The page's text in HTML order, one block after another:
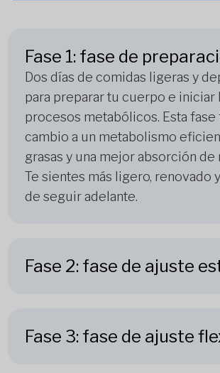
Fase 1: fase de
Dos días de comidas ligeras y
para preparar tu cuerpo e iniciar
procesos metabólicos. Esta fase
cambio a un metabolismo
grasas y una mejor absorción de
Te sientes más ligero, renovado
de seguir adelante.
Fase 2: fase de ajuste
Fase 3: fase de ajuste